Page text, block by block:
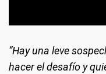
“Hay una leve
hacer el desafío y